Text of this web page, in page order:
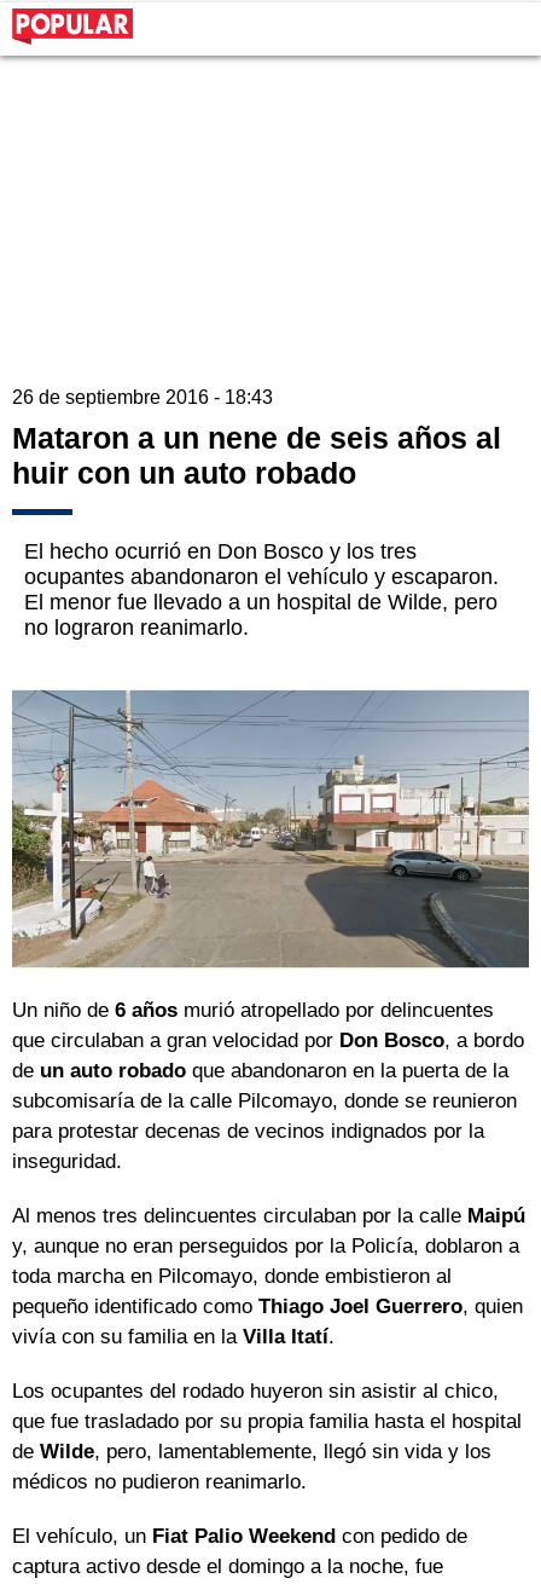
26 de septiembre 2016 - 18:43
Mataron a un nene de seis años al
huir con un auto robado
El hecho ocurrió en Don Bosco y los tres
ocupantes abandonaron el vehículo y escaparon.
El menor fue llevado a un hospital de Wilde, pero
no lograron reanimarlo.
Un niño de 6 años murió atropellado por delincuentes
que circulaban a gran velocidad por Don Bosco, a bordo
de un auto robado que abandonaron en la puerta de la
subcomisaría de la calle Pilcomayo, donde se reunieron
para protestar decenas de vecinos indignados por la
inseguridad.
Al menos tres delincuentes circulaban por la calle Maipú
y, aunque no eran perseguidos por la Policía, doblaron a
toda marcha en Pilcomayo, donde embistieron al
pequeño identificado como Thiago Joel Guerrero, quien
vivía con su familia en la Villa Itatí.
Los ocupantes del rodado huyeron sin asistir al chico,
que fue trasladado por su propia familia hasta el hospital
de Wilde, pero, lamentablemente, llegó sin vida y los
médicos no pudieron reanimarlo.
El vehículo, un Fiat Palio Weekend con pedido de
captura activo desde el domingo a la noche, fue